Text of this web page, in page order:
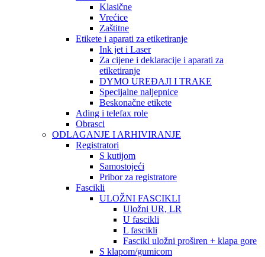
Klasične
Vrećice
Zaštitne
Etikete i aparati za etiketiranje
Ink jet i Laser
Za cijene i deklaracije i aparati za
etiketiranje
DYMO UREĐAJI I TRAKE
Specijalne naljepnice
Beskonačne etikete
Ading i telefax role
Obrasci
ODLAGANJE I ARHIVIRANJE
Registratori
S kutijom
Samostojeći
Pribor za registratore
Fascikli
ULOŽNI FASCIKLI
Uložni UR, LR
U fascikli
L fascikli
Fascikl uložni proširen + klapa gore
S klapom/gumicom